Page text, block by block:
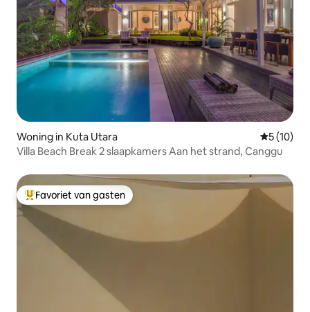
Woning in Kuta Utara
5 (10)
Villa Beach Break 2 slaapkamers Aan het strand, Canggu
Topfavoriet van gasten
Favoriet van gasten